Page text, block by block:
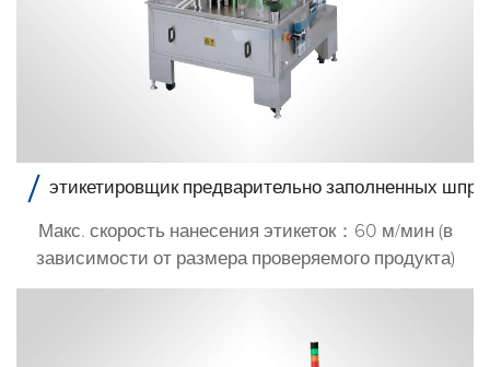
этикетировщик предварительно заполненных
Макс. скорость нанесения этикеток：60 м/мин (в
зависимости от размера проверяемого продукта)